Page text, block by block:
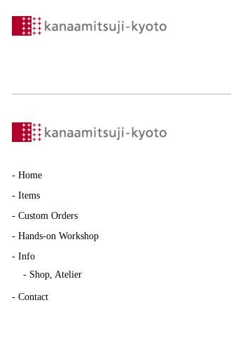
- Home
- Items
- Custom Orders
- Hands-on Workshop
- Info
- Shop, Atelier
- Contact